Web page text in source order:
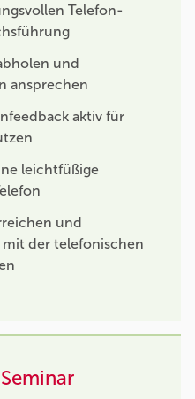
Telefon-
und
ansprechen
aktiv für
leichtfüßige
und
der telefonischen